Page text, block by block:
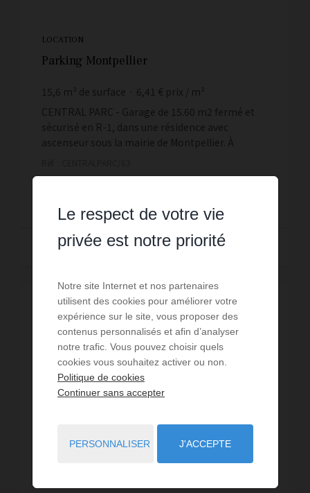
LOCATION
Parking Montpellier
15,6 m² de surface 6,41 € prix / m²
CENTRAL PARC - Garage de 15.60 m2 fermé et
sécurisé en R-1, dans une résidence avec
ascenseur sous la mairie de Montpellier. À
lignes 1, 3 et 4. ...
Lire la suite
Le respect de votre vie
privée est notre priorité
Notre site Internet et nos partenaires
utilisent des cookies pour améliorer votre
expérience sur le site, vous proposer des
contenus personnalisés et afin d’analyser
notre trafic. Vous pouvez choisir quels
cookies vous souhaitez activer ou non.
Politique de cookies
Continuer sans accepter
PERSONNALISER J'ACCEPTE